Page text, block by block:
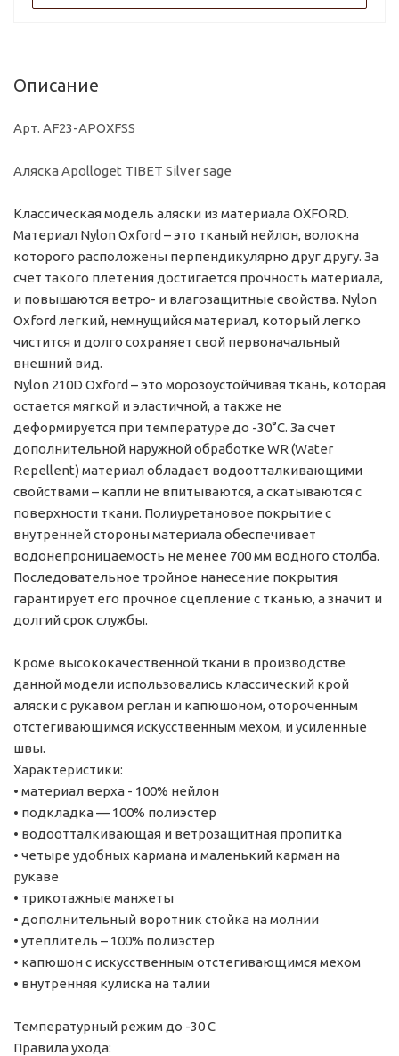
Описание
Арт. AF23-APOXFSS
Аляска Apolloget TIBET Silver sage
Классическая модель аляски из материала OXFORD.
Материал Nylon Oxford – это тканый нейлон, волокна
которого расположены перпендикулярно друг другу. За
счет такого плетения достигается прочность материала,
и повышаются ветро- и влагозащитные свойства. Nylon
Oxford легкий, немнущийся материал, который легко
чистится и долго сохраняет свой первоначальный
внешний вид.
Nylon 210D Oxford – это морозоустойчивая ткань, которая
остается мягкой и эластичной, а также не
деформируется при температуре до -30°С. За счет
дополнительной наружной обработке WR (Water
Repellent) материал обладает водоотталкивающими
свойствами – капли не впитываются, а скатываются с
поверхности ткани. Полиуретановое покрытие с
внутренней стороны материала обеспечивает
водонепроницаемость не менее 700 мм водного столба.
Последовательное тройное нанесение покрытия
гарантирует его прочное сцепление с тканью, а значит и
долгий срок службы.
Кроме высококачественной ткани в производстве
данной модели использовались классический крой
аляски с рукавом реглан и капюшоном, отороченным
отстегивающимся искусственным мехом, и усиленные
швы.
Характеристики:
• материал верха - 100% нейлон
• подкладка — 100% полиэстер
• водоотталкивающая и ветрозащитная пропитка
• четыре удобных кармана и маленький карман на
рукаве
• трикотажные манжеты
• дополнительный воротник стойка на молнии
• утеплитель – 100% полиэстер
• капюшон с искусственным отстегивающимся мехом
• внутренняя кулиска на талии
Температурный режим до -30 С
Правила ухода: